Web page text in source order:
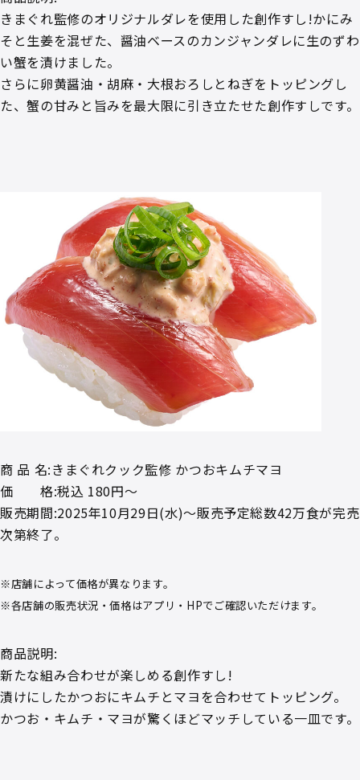
きまぐれ監修のオリジナルダレを使用した創作すし!かにみ
そと生姜を混ぜた、醤油ベースのカンジャンダレに生のずわ
い蟹を漬けました。
さらに卵黄醤油・胡麻・大根おろしとねぎをトッピングし
た、蟹の甘みと旨みを最大限に引き立たせた創作すしです。
商 品 名:きまぐれクック監修 かつおキムチマヨ
価 格:税込 180円～
販売期間:2025年10月29日(水)～販売予定総数42万食が完売
次第終了。
※店舗によって価格が異なります。
※各店舗の販売状況・価格はアプリ・HPでご確認いただけます。
商品説明:
新たな組み合わせが楽しめる創作すし!
漬けにしたかつおにキムチとマヨを合わせてトッピング。
かつお・キムチ・マヨが驚くほどマッチしている一皿です。